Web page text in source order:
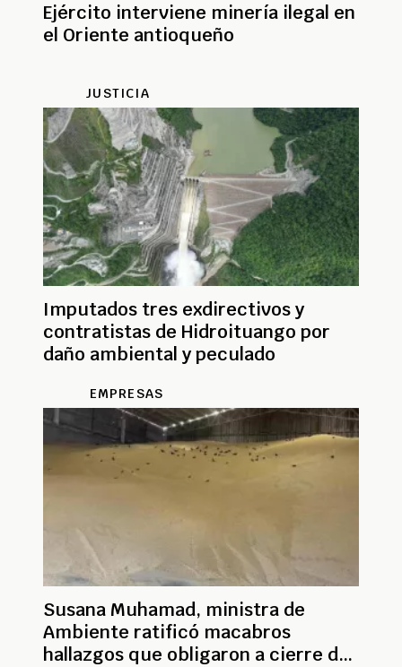
Ejército interviene minería ilegal en
el Oriente antioqueño
JUSTICIA
Imputados tres exdirectivos y
contratistas de Hidroituango por
daño ambiental y peculado
EMPRESAS
Susana Muhamad, ministra de
Ambiente ratificó macabros
hallazgos que obligaron a cierre de